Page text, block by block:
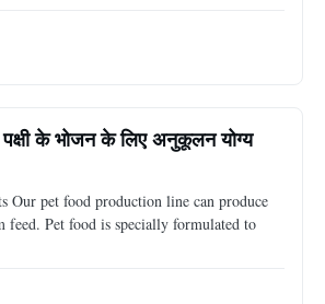
के भोजन के लिए अनुकूलन योग्य
Our pet food production line can produce
Pet food is specially formulated to